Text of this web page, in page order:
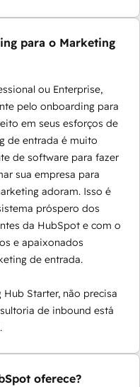
para o Marketing
ou Enterprise,
pelo onboarding para
em seus esforços de
de entrada é muito
de software para fazer
sua empresa para
adoram. Isso é
próspero dos
da HubSpot e com o
e apaixonados
de entrada.
Starter, não precisa
de inbound está
oferece?